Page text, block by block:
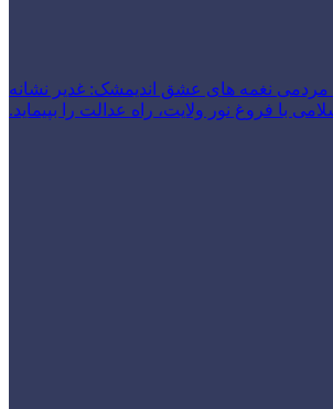
نغمه های عشق اندیمشک: غدیر نشانه
با فروغ نور ولایت، راه عدالت را بپیماید.